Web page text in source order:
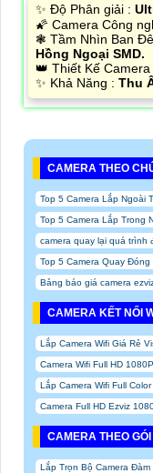
✨ Độ Phân giải :
🌠 Camera Công
❃ Tầm Nhìn Ban
Hồng Ngoại SMD.
👑 Thiết Kế Camera
️✨ Khả Năng : Thu
CAMERA THEO
Top 5 Camera Lắp Ngoài
Top 5 Camera Lắp Trong
camera quay lại quá trình
Top 5 Camera Quay
Bảng báo giá camera
CAMERA KẾT NỐI
Lắp Camera Wifi Giá Rẻ
Camera Wifi Full HD
Lắp Camera Wifi Full Color
Camera Full HD Ezviz
CAMERA THEO GÓI
Lắp Trọn Bộ Camera Đàm